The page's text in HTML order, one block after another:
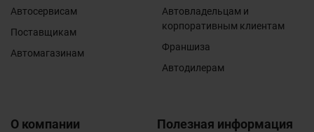
Автосервисам
Поставщикам
Автомагазинам
Автовладельцам и
корпоративным клиентам
Франшиза
Автодилерам
О компании Полезная информация